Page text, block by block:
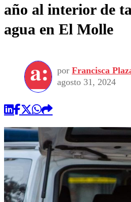
año al interior de
agua en El Molle
por Francisca
agosto 31, 2024